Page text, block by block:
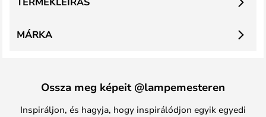
MÁRKA
Ossza meg képeit @lampemesteren
Inspiráljon, és hagyja, hogy inspirálódjon egyik egyedi